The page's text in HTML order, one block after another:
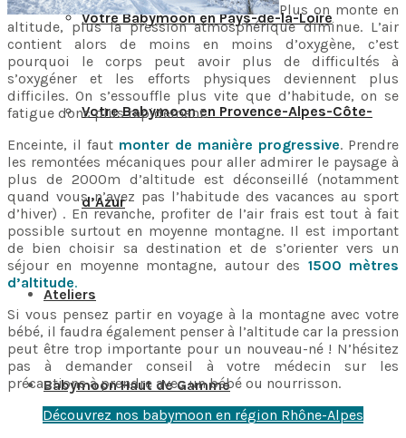
Votre Babymoon en Pays-de-la-Loire
Votre Babymoon en Provence-Alpes-Côte-
d’Azur
Ateliers
Babymoon Haut de Gamme
Plus on monte en
altitude, plus la pression atmosphérique diminue. L’air
contient alors de moins en moins d’oxygène, c’est
pourquoi le corps peut avoir plus de difficultés à
s’oxygéner et les efforts physiques deviennent plus
difficiles. On s’essouffle plus vite que d’habitude, on se
fatigue donc plus rapidement.
Enceinte, il faut monter de manière progressive. Prendre
les remontées mécaniques pour aller admirer le paysage à
plus de 2000m d’altitude est déconseillé (notamment
quand vous n’avez pas l’habitude des vacances au sport
d’hiver) . En revanche, profiter de l’air frais est tout à fait
possible surtout en moyenne montagne. Il est important
de bien choisir sa destination et de s’orienter vers un
séjour en moyenne montagne, autour des 1500 mètres
d’altitude.
Si vous pensez partir en voyage à la montagne avec votre
bébé, il faudra également penser à l’altitude car la pression
peut être trop importante pour un nouveau-né ! N’hésitez
pas à demander conseil à votre médecin sur les
précautions à prendre avec un bébé ou nourrisson.
Découvrez nos babymoon en région Rhône-Alpes